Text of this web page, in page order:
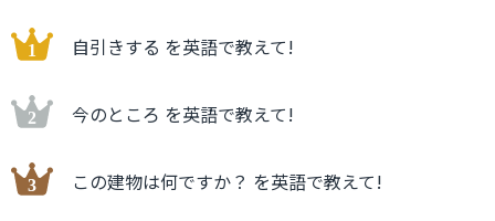
自引きする を英語で教えて!
今のところ を英語で教えて!
この建物は何ですか？ を英語で教えて!